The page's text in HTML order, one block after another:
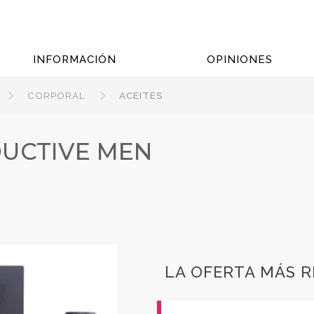
INFORMACIÓN OPINIONES
CORPORAL ACEITES
MEN
LA OFERTA MÁS